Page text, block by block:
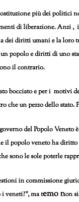
più dei politici
di liberazione. Anzi ,
dei diritti umani e la
popolo e diritti di uno
il contrario.
bocciato e per i motivi
che un pezzo dello stato.
del Popolo Veneto
il popolo veneto ha
sono le sole poterle
in commissione
veneti?”, ma temo non